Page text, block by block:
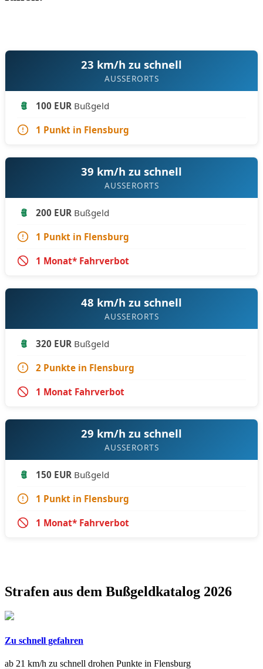
23 km/h zu schnell
AUSSERORTS
100 EUR Bußgeld
1 Punkt in Flensburg
39 km/h zu schnell
AUSSERORTS
200 EUR Bußgeld
1 Punkt in Flensburg
1 Monat* Fahrverbot
48 km/h zu schnell
AUSSERORTS
320 EUR Bußgeld
2 Punkte in Flensburg
1 Monat Fahrverbot
29 km/h zu schnell
AUSSERORTS
150 EUR Bußgeld
1 Punkt in Flensburg
1 Monat* Fahrverbot
Strafen aus dem Bußgeldkatalog 2026
Zu schnell gefahren
ab 21 km/h zu schnell drohen Punkte in Flensburg